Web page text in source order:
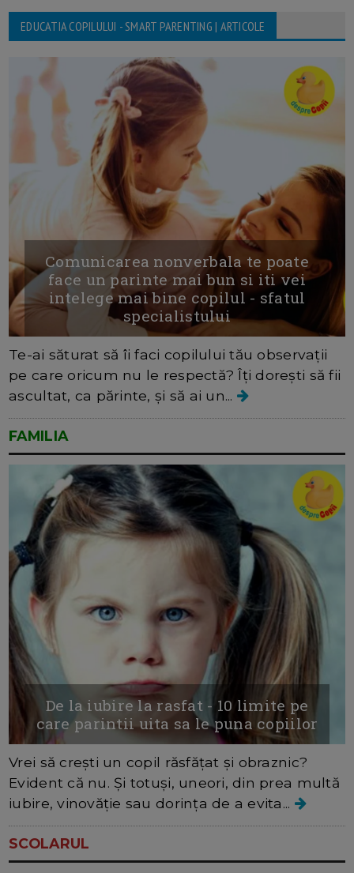
EDUCATIA COPILULUI - SMART PARENTING | ARTICOLE
Comunicarea nonverbala te poate
face un parinte mai bun si iti vei
intelege mai bine copilul - sfatul
specialistului
Te-ai săturat să îi faci copilului tău observații
pe care oricum nu le respectă? Îți dorești să fii
ascultat, ca părinte, și să ai un...
FAMILIA
De la iubire la rasfat - 10 limite pe
care parintii uita sa le puna copiilor
Vrei să crești un copil răsfățat și obraznic?
Evident că nu. Și totuși, uneori, din prea multă
iubire, vinovăție sau dorința de a evita...
SCOLARUL